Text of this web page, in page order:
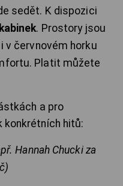
sedět. K dispozici
. Prostory jsou
v červnovém horku
Platit můžete
a pro
konkrétních hitů:
Hannah Chucki za